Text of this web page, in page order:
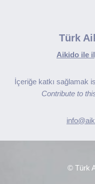
Türk
Aikido ile
İçeriğe katkı sağlamak
Contribute to
© Türk